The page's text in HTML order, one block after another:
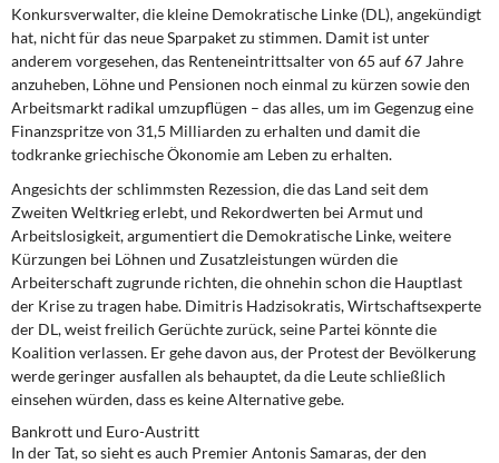
Konkursverwalter, die kleine Demokratische Linke (DL), angekündigt
hat, nicht für das neue Sparpaket zu stimmen. Damit ist unter
anderem vorgesehen, das Renteneintrittsalter von 65 auf 67 Jahre
anzuheben, Löhne und Pensionen noch einmal zu kürzen sowie den
Arbeitsmarkt radikal umzupflügen – das alles, um im Gegenzug eine
Finanzspritze von 31,5 Milliarden zu erhalten und damit die
todkranke griechische Ökonomie am Leben zu erhalten.
Angesichts der schlimmsten Rezession, die das Land seit dem
Zweiten Weltkrieg erlebt, und Rekordwerten bei Armut und
Arbeitslosigkeit, argumentiert die Demokratische Linke, weitere
Kürzungen bei Löhnen und Zusatzleistungen würden die
Arbeiterschaft zugrunde richten, die ohnehin schon die Hauptlast
der Krise zu tragen habe. Dimitris Hadzisokratis, Wirtschaftsexperte
der DL, weist freilich Gerüchte zurück, seine Partei könnte die
Koalition verlassen. Er gehe davon aus, der Protest der Bevölkerung
werde geringer ausfallen als behauptet, da die Leute schließlich
einsehen würden, dass es keine Alternative gebe.
Bankrott und Euro-Austritt
In der Tat, so sieht es auch Premier Antonis Samaras, der den